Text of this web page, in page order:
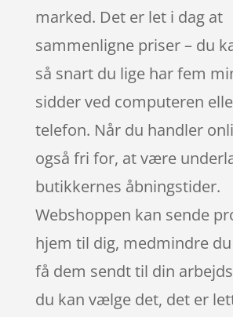
marked. Det er let i dag at
sammenligne priser – du
så snart du lige har fem
sidder ved computeren
telefon. Når du handler
også fri for, at være
butikkernes åbningstider.
Webshoppen kan sende
hjem til dig, medmindre
få dem sendt til din
du kan vælge det, det er